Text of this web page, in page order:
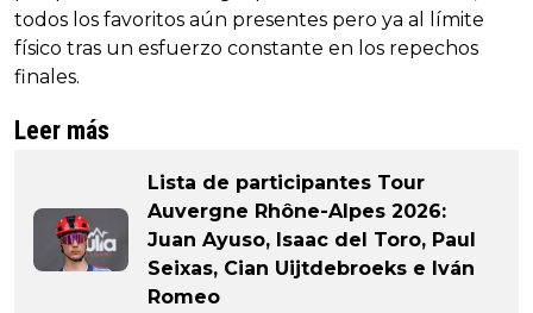
todos los favoritos aún presentes pero ya al límite
físico tras un esfuerzo constante en los repechos
finales.
Leer más
Lista de participantes Tour
Auvergne Rhône-Alpes 2026:
Juan Ayuso, Isaac del Toro, Paul
Seixas, Cian Uijtdebroeks e Iván
Romeo